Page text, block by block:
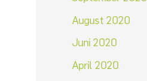
August 2020
Juni 2020
April 2020